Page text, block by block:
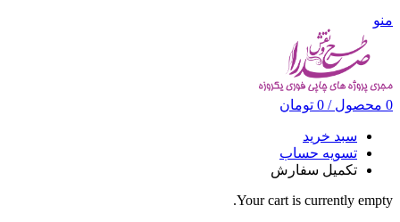
منو
0 محصول /
0 تومان
سبد خرید
تسویه حساب
تکمیل سفارش
Your cart is currently empty.